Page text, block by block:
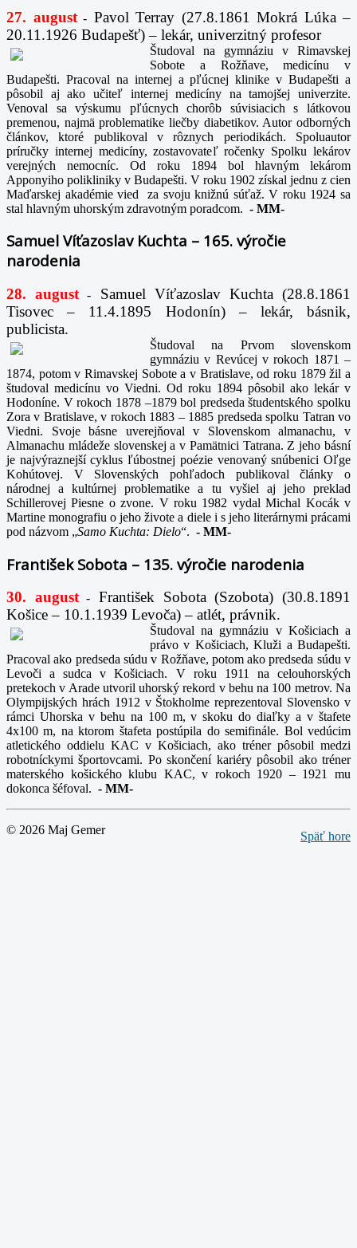
27. august- Pavol Terray (27.8.1861 Mokrá Lúka –
20.11.1926 Budapešť) – lekár, univerzitný profesor
Študoval na gymnáziu v Rimavskej
Sobote a Rožňave, medicínu v
Budapešti. Pracoval na internej a pľúcnej klinike v Budapešti a
pôsobil aj ako učiteľ internej medicíny na tamojšej univerzite.
Venoval sa výskumu pľúcnych chorôb súvisiacich s látkovou
premenou, najmä problematike liečby diabetikov. Autor odborných
článkov, ktoré publikoval v rôznych periodikách. Spoluautor
príručky internej medicíny, zostavovateľ ročenky Spolku lekárov
verejných nemocníc. Od roku 1894 bol hlavným lekárom
Apponyiho polikliniky v Budapešti. V roku 1902 získal jednu z cien
Maďarskej akadémie vied za svoju knižnú súťaž. V roku 1924 sa
stal hlavným uhorským zdravotným poradcom. - MM-
Samuel Víťazoslav Kuchta – 165. výročie
narodenia
28. august -
Samuel Víťazoslav Kuchta (28.8.1861
Tisovec – 11.4.1895 Hodonín) – lekár, básnik,
publicista.
Študoval na Prvom slovenskom
gymnáziu v Revúcej v rokoch 1871 –
1874, potom v Rimavskej Sobote a v Bratislave, od roku 1879 žil a
študoval medicínu vo Viedni. Od roku 1894 pôsobil ako lekár v
Hodoníne. V rokoch 1878 –1879 bol predseda študentského spolku
Zora v Bratislave, v rokoch 1883 – 1885 predseda spolku Tatran vo
Viedni. Svoje básne uverejňoval v Slovenskom almanachu, v
Almanachu mládeže slovenskej a v Pamätnici Tatrana. Z jeho básní
je najvýraznejší cyklus ľúbostnej poézie venovaný snúbenici Oľge
Kohútovej. V Slovenských pohľadoch publikoval články o
národnej a kultúrnej problematike a tu vyšiel aj jeho preklad
Schillerovej Piesne o zvone. V roku 1982 vydal Michal Kocák v
Martine monografiu o jeho živote a diele i s jeho literárnymi prácami
pod názvom „Samo Kuchta: Dielo“. - MM-
František Sobota – 135. výročie narodenia
30. august-
František Sobota (Szobota) (30.8.1891
Košice – 10.1.1939 Levoča) – atlét, právnik.
Študoval na gymnáziu v Košiciach a
právo v Košiciach, Kluži a Budapešti.
Pracoval ako predseda súdu v Rožňave, potom ako predseda súdu v
Levoči a sudca v Košiciach. V roku 1911 na celouhorských
pretekoch v Arade utvoril uhorský rekord v behu na 100 metrov. Na
Olympijských hrách 1912 v Štokholme reprezentoval Slovensko v
rámci Uhorska v behu na 100 m, v skoku do diaľky a v štafete
4x100 m, na ktorom štafeta postúpila do semifinále. Bol vedúcim
atletického oddielu KAC v Košiciach, ako tréner pôsobil medzi
robotníckymi športovcami. Po skončení kariéry pôsobil ako tréner
materského košického klubu KAC, v rokoch 1920 – 1921 mu
dokonca šéfoval. - MM-
Späť hore
© 2026 Maj Gemer